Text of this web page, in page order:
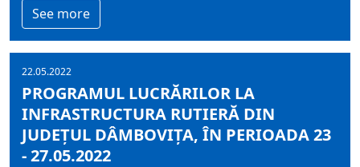
See more
22.05.2022
PROGRAMUL LUCRĂRILOR LA
INFRASTRUCTURA RUTIERĂ DIN
JUDEȚUL DÂMBOVIȚA, ÎN PERIOADA 23
- 27.05.2022